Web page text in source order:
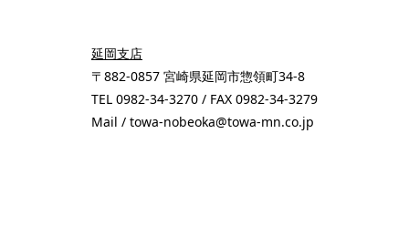
延岡支店
〒882-0857 宮崎県延岡市惣領町34-8
TEL 0982-34-3270 / FAX 0982-34-3279
Mail / towa-nobeoka@towa-mn.co.jp